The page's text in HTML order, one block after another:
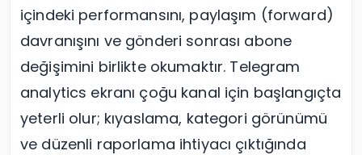
içindeki performansını, paylaşım (forward)
davranışını ve gönderi sonrası abone
değişimini birlikte okumaktır. Telegram
analytics ekranı çoğu kanal için başlangıçta
yeterli olur; kıyaslama, kategori görünümü
ve düzenli raporlama ihtiyacı çıktığında